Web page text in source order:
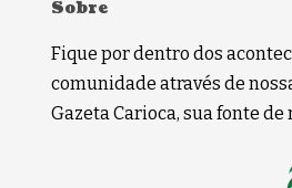
Sobre
Fique por dentro dos
comunidade através de
Gazeta Carioca, sua fonte